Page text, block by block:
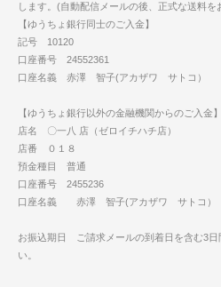
します。(自動配信メールの後、正式な送料
【ゆうちょ銀行同士のご入金】
記号 10120
口座番号 24552361
口座名義 赤澤 智子(アカザワ サトコ）
【ゆうちょ銀行以外の金融機関からのご入金】
店名 〇一八 店（ゼロイチハチ店）
店番 ０１８
預金種目 普通
口座番号 2455236
口座名義 赤澤 智子(アカザワ サトコ）
お振込期日 ご請求メールの到着日を含む3日
い。